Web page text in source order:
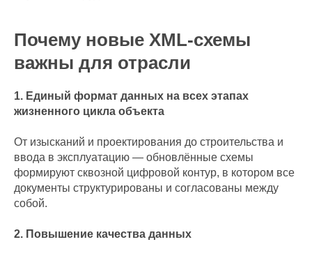
Почему новые XML-схемы
важны для отрасли
1. Единый формат данных на всех этапах
жизненного цикла объекта
От изысканий и проектирования до строительства и
ввода в эксплуатацию — обновлённые схемы
формируют сквозной цифровой контур, в котором все
документы структурированы и согласованы между
собой.
2. Повышение качества данных